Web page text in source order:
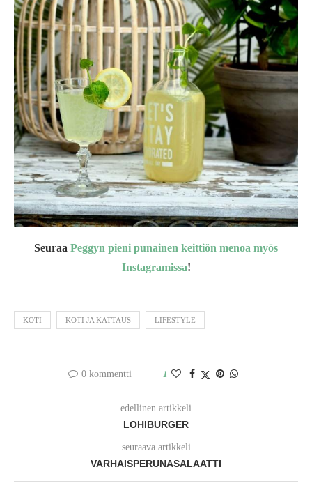
Seuraa Peggyn pieni punainen keittiön menoa myös
Instagramissa!
KOTI KOTI JA KATTAUS LIFESTYLE
0 kommentti 1
edellinen artikkeli
LOHIBURGER
seuraava artikkeli
VARHAISPERUNASALAATTI